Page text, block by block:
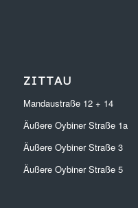
ZITTAU
Mandaustraße 12 + 14
Äußere Oybiner Straße 1a
Äußere Oybiner Straße 3
Äußere Oybiner Straße 5